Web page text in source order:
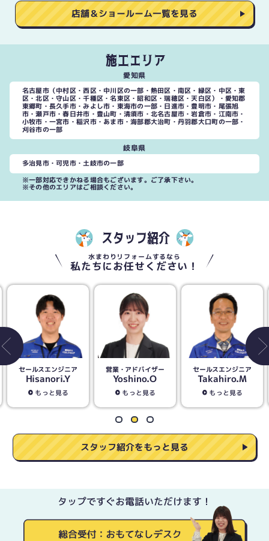
店舗＆ショールーム一覧を見る
施工エリア
愛知県
名古屋市（中村区・西区・中川区の一部・熱田区・南区・緑区・中区・東
区・北区・守山区・千種区・名東区・昭和区・瑞穂区・天白区）・愛知郡
東郷町・長久手市・みよし市・東海市の一部・日進市・豊明市・尾張旭
市・瀬戸市・春日井市・豊山町・清須市・北名古屋市・岩倉市・江南市・
小牧市・一宮市・稲沢市・あま市・海部郡大治町・丹羽郡大口町の一部・
刈谷市の一部
岐阜県
多治見市・可児市・土岐市の一部
※一部対応できかねる場合もございます。ご了承下さい。
※その他のエリアはご相談ください。
スタッフ紹介
水まわりリフォームするなら
私たちにお任せください！
セールスエンジニア
Hisanori.Y
もっと見る
営業・アドバイザー
Yoshino.O
もっと見る
セールスエンジニア
Takahiro.M
もっと見る
スタッフ紹介をもっと見る
タップですぐお電話いただけます！